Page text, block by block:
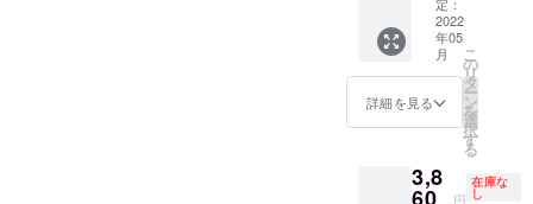
はポス
ト投函
※領収書
が必要
な場
合、備
たしま
す ※仕
く、イ
ンソー
ルのサ
イズで
お選び
くださ
格9,900
円（税
（全4サ
イズか
ら選
択） 36-
38：
22.5-
23.7cm
24-
25.2cm
2022
年05
月
詳細を見る
こ
の
リ
タ
ー
ン
を
選
択
す
る
3,8
円
在庫な
し